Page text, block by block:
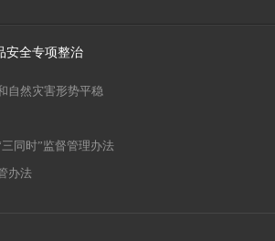
安全专项整治
自然灾害形势平稳
同时”监督管理办法
办法